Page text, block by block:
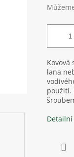
Kovová
lana
použití.